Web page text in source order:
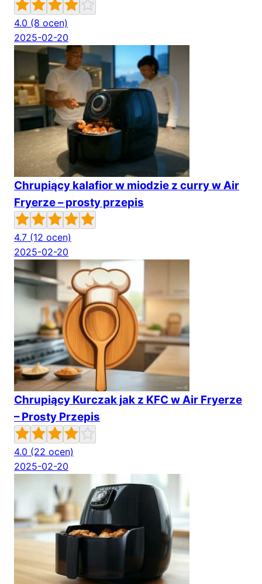
4.0 (8 ocen)
2025-02-20
Chrupiący kalafior w miodzie z curry w Air
Fryerze – prosty przepis
4.7 (12 ocen)
2025-02-20
Chrupiący Kurczak jak z KFC w Air Fryerze
– Prosty Przepis
4.0 (22 ocen)
2025-02-20